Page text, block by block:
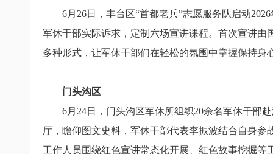
6月26日，丰台区“首都老兵”志愿服务队启动
军休干部实际诉求，定制六场宣讲课程。首次宣讲
多种形式，让军休干部们在轻松的氛围中掌握保持身
门头沟区
6月24日，门头沟区军休所组织20余名军休干部
厅，瞻仰图文史料，军休干部代表李振波结合自身
工作人员围绕红色宣讲常态化开展、红色故事挖掘